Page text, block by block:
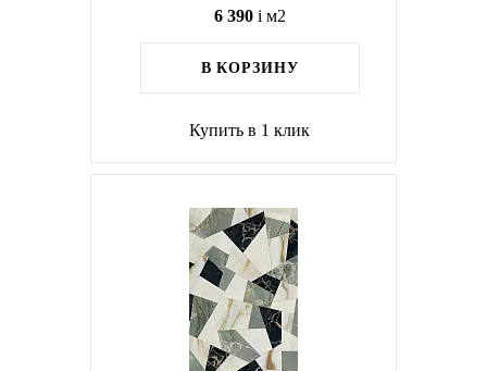
6 390 i м2
В КОРЗИНУ
Купить в 1 клик